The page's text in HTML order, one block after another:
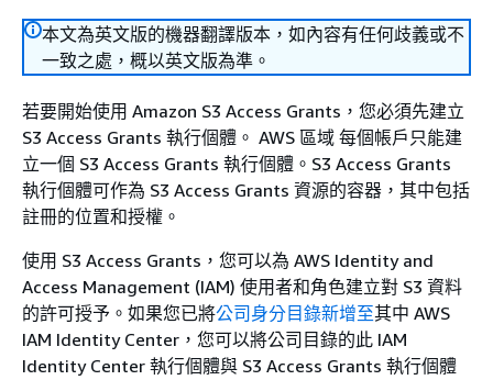
本文為英文版的機器翻譯版本，如內容有任何歧義或不
一致之處，概以英文版為準。
若要開始使用 Amazon S3 Access Grants，您必須先建立
S3 Access Grants 執行個體。 AWS 區域 每個帳戶只能建
立一個 S3 Access Grants 執行個體。S3 Access Grants
執行個體可作為 S3 Access Grants 資源的容器，其中包括
註冊的位置和授權。
使用 S3 Access Grants，您可以為 AWS Identity and
Access Management (IAM) 使用者和角色建立對 S3 資料
的許可授予。如果您已將公司身分目錄新增至其中 AWS
IAM Identity Center，您可以將公司目錄的此 IAM
Identity Center 執行個體與 S3 Access Grants 執行個體